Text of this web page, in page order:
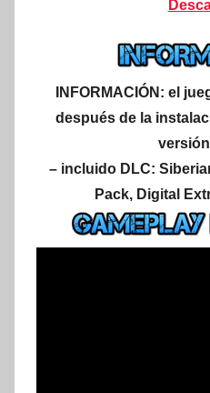
INFORMACIÓN: el
después de la
– incluido DLC:
Pack, Digital